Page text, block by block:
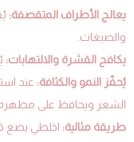
يعالج الأطراف المتقصفة:
والصبغات.
يكافح القشرة والالتهابات:
يُحفّز النمو والكثافة:
الشعر ويحافظ على مظهره
طريقة مثالية: